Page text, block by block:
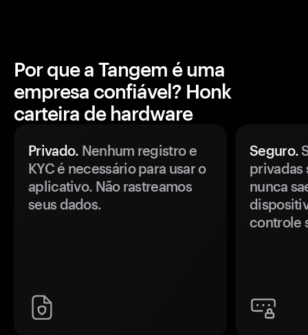
Por que a Tangem é uma
empresa confiável? Honk
carteira de hardware
Privado. Nenhum registro e
KYC é necessário para usar o
aplicativo. Não rastreamos
seus dados.
Seguro.
privadas
nunca
controle